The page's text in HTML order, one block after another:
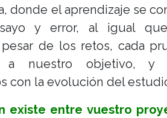
donde el aprendizaje se
y error, al igual
de los retos, cada
a nuestro objetivo, y
con la evolución del
existe entre vuestro